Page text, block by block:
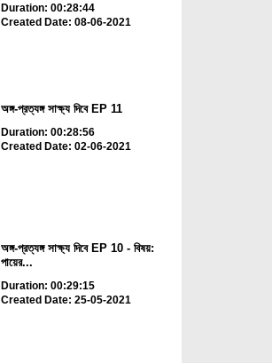
Duration: 00:28:44
Created Date: 08-06-2021
অঙ্গ-প্রত্যঙ্গ সাক্ষ্য দিবে EP 11
Duration: 00:28:56
Created Date: 02-06-2021
অঙ্গ-প্রত্যঙ্গ সাক্ষ্য দিবে EP 10 - বিষয়:
পায়ের...
Duration: 00:29:15
Created Date: 25-05-2021